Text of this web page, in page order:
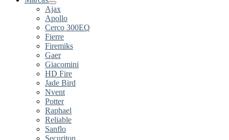
Ajax
Apollo
Cerco 300EQ
Fierre
Firemiks
Gaer
Giacomini
HD Fire
Jade Bird
Nvent
Potter
Raphael
Reliable
Sanflo
Securiton